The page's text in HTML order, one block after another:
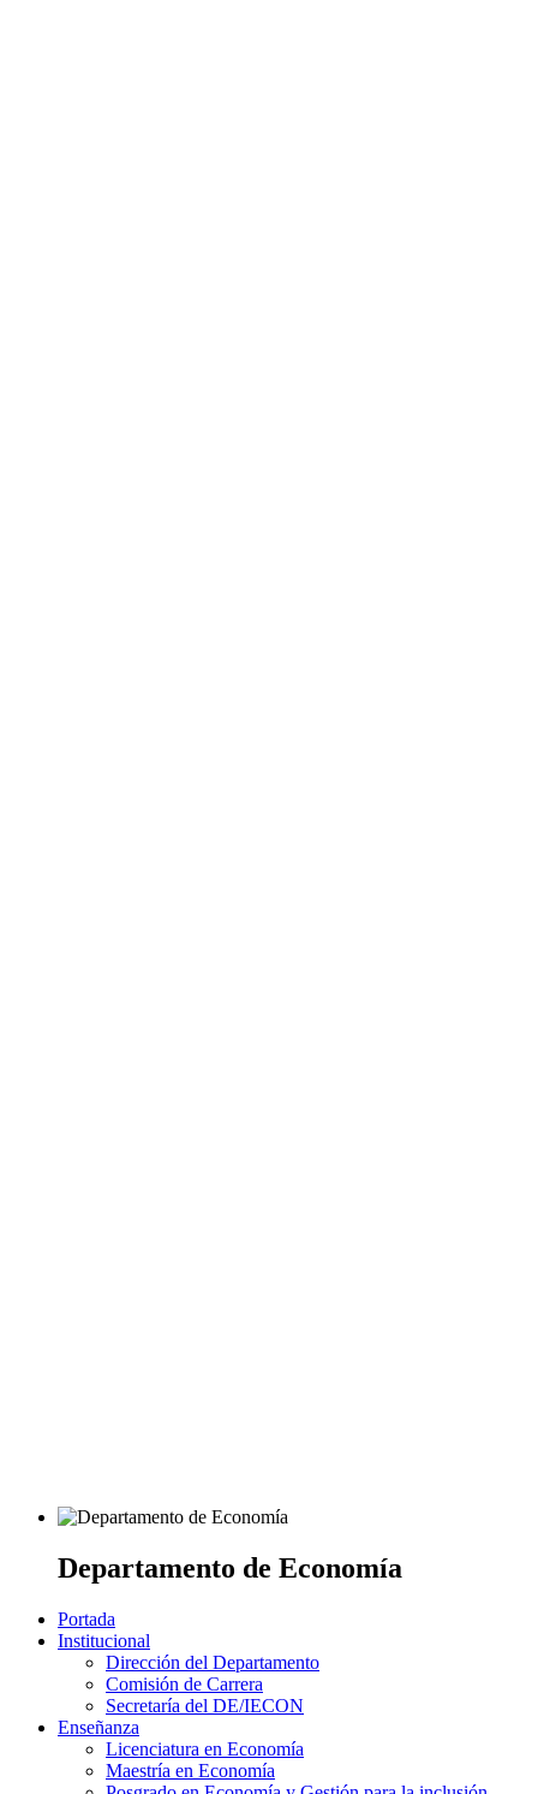
Departamento de Economía
Portada
Institucional
Dirección del Departamento
Comisión de Carrera
Secretaría del DE/IECON
Enseñanza
Licenciatura en Economía
Maestría en Economía